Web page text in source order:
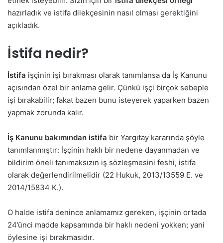
hazırladık ve istifa dilekçesinin nasıl olması gerektiğini
açıkladık.
İstifa nedir?
İstifa işçinin işi bırakması olarak tanımlansa da İş Kanunu
açısından özel bir anlama gelir. Çünkü işçi birçok sebeple
işi bırakabilir; fakat bazen bunu isteyerek yaparken bazen
yapmak zorunda kalır.
İş Kanunu bakımından istifa bir Yargıtay kararında şöyle
tanımlanmıştır: İşçinin haklı bir nedene dayanmadan ve
bildirim öneli tanımaksızın iş sözleşmesini feshi, istifa
olarak değerlendirilmelidir (22 Hukuk, 2013/13559 E. ve
2014/15834 K.).
O halde istifa denince anlamamız gereken, işçinin ortada
24’ünci madde kapsamında bir haklı nedeni yokken; yani
öylesine işi bırakmasıdır.